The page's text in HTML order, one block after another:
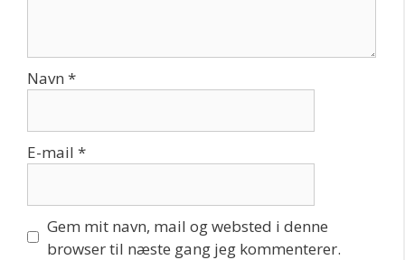
Navn *
E-mail *
Gem mit navn, mail og websted i denne
browser til næste gang jeg kommenterer.